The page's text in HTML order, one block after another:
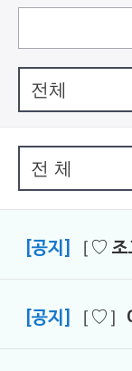
[공지] ［♡
[공지] ［♡］